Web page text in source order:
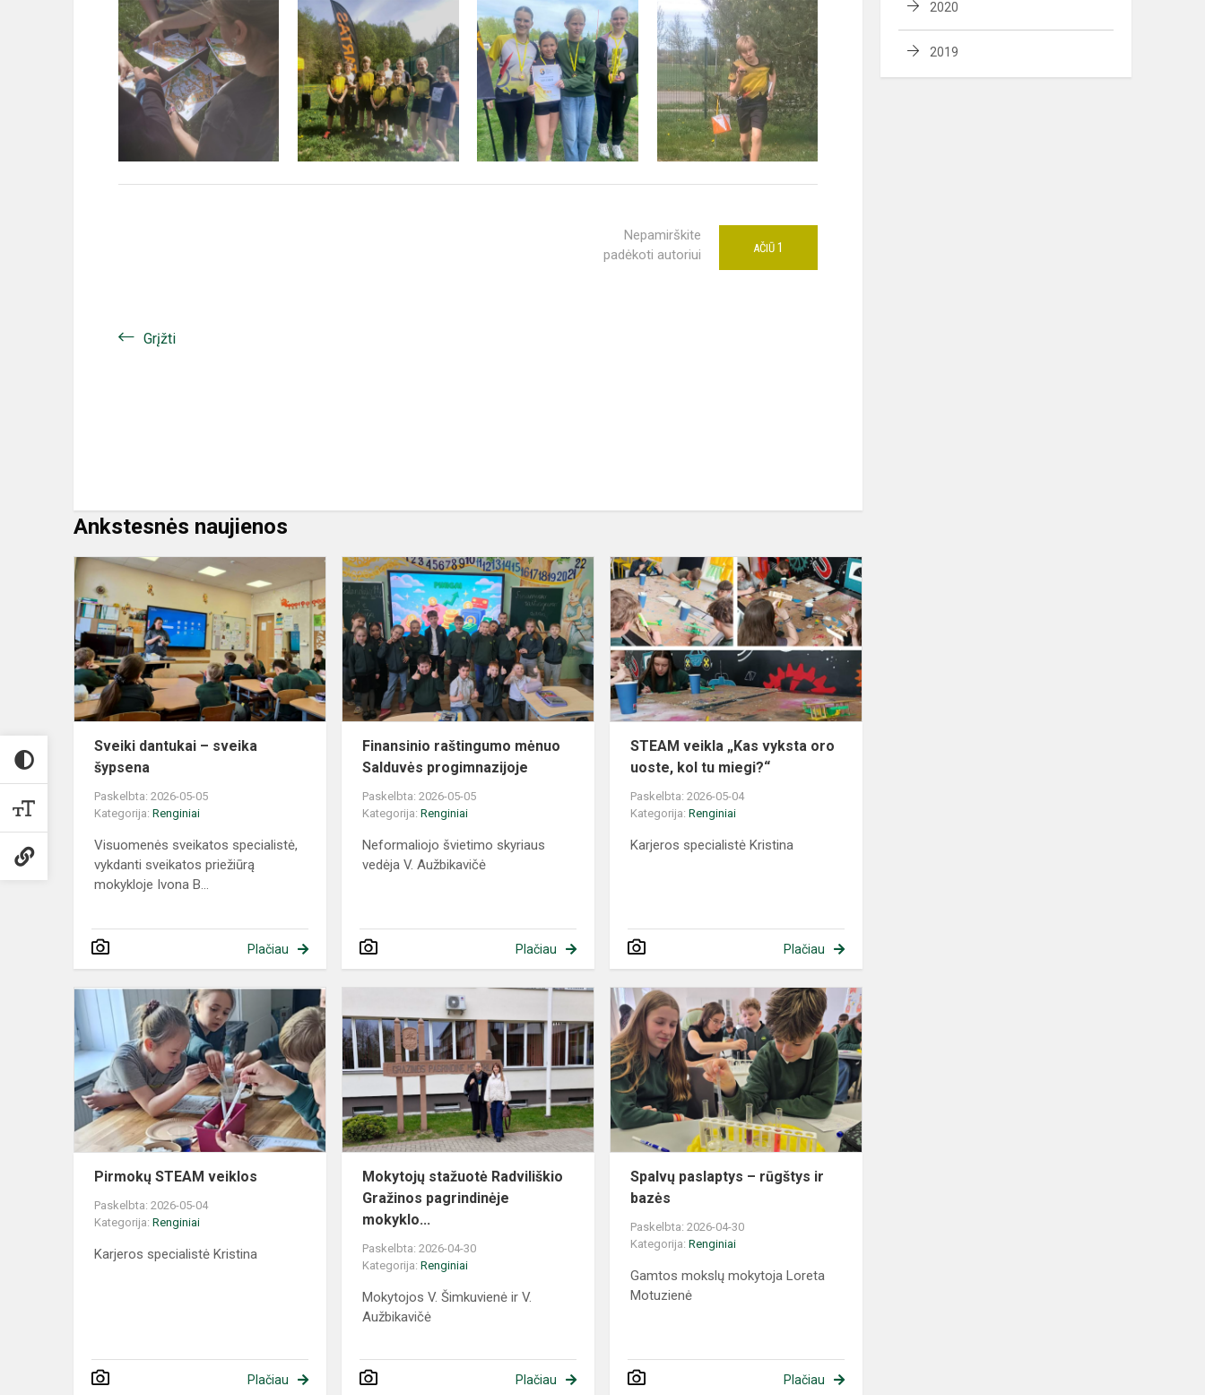
Nepamirškite
padėkoti autoriui
AČIŪ 1
Grįžti
Ankstesnės naujienos
Sveiki dantukai – sveika
šypsena
Paskelbta: 2026-05-05
Kategorija: Renginiai
Visuomenės sveikatos specialistė,
vykdanti sveikatos priežiūrą
mokykloje Ivona B...
Plačiau
Finansinio raštingumo mėnuo
Salduvės progimnazijoje
Paskelbta: 2026-05-05
Kategorija:Renginiai
Neformaliojo švietimo skyriaus
vedėja V. Aužbikavičė
Plačiau
STEAM veikla „Kas vyksta oro
uoste, kol tu miegi?“
Paskelbta: 2026-05-04
Kategorija:Renginiai
Karjeros specialistė Kristina
Plačiau
Pirmokų STEAM veiklos
Paskelbta: 2026-05-04
Kategorija: Renginiai
Karjeros specialistė Kristina
Plačiau
Mokytojų stažuotė Radviliškio
Gražinos pagrindinėje
mokyklo...
Paskelbta: 2026-04-30
Kategorija:Renginiai
Mokytojos V. Šimkuvienė ir V.
Aužbikavičė
Plačiau
Spalvų paslaptys – rūgštys ir
bazės
Paskelbta: 2026-04-30
Kategorija:Renginiai
Gamtos mokslų mokytoja Loreta
Motuzienė
Plačiau
2020
2019